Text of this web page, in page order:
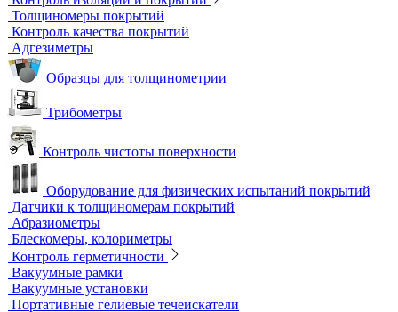
УФ-лампы и светильники
Метод магнитной памяти металла
Приборы для контроля состояния электрических машин
Вихретоковый контроль
Вихретоковые дефектоскопы
Вихретоковые преобразователи
Вихретоковые толщиномеры
Контрольные образцы для вихретокового контроля
Приборы для измерения электропроводности
Импедансный контроль
Импедансные дефектоскопы
Тестеры
Контроль изоляции и покрытий
Толщиномеры покрытий
Контроль качества покрытий
Адгезиметры
Образцы для толщинометрии